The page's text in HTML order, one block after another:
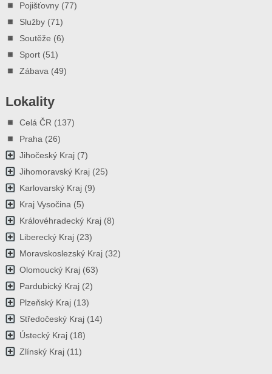
Pojišťovny(77)
Služby(71)
Soutěže (6)
Sport(51)
Zábava (49)
Lokality
Celá ČR (137)
Praha (26)
Jihočeský Kraj(7)
Jihomoravský Kraj(25)
Karlovarský Kraj(9)
Kraj Vysočina (5)
Královéhradecký Kraj(8)
Liberecký Kraj(23)
Moravskoslezský Kraj(32)
Olomoucký Kraj(63)
Pardubický Kraj(2)
Plzeňský Kraj(13)
Středočeský Kraj(14)
Ústecký Kraj(18)
Zlínský Kraj(11)